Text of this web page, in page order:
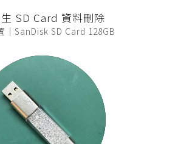
SD Card 資料刪除
｜SanDisk SD Card 128GB